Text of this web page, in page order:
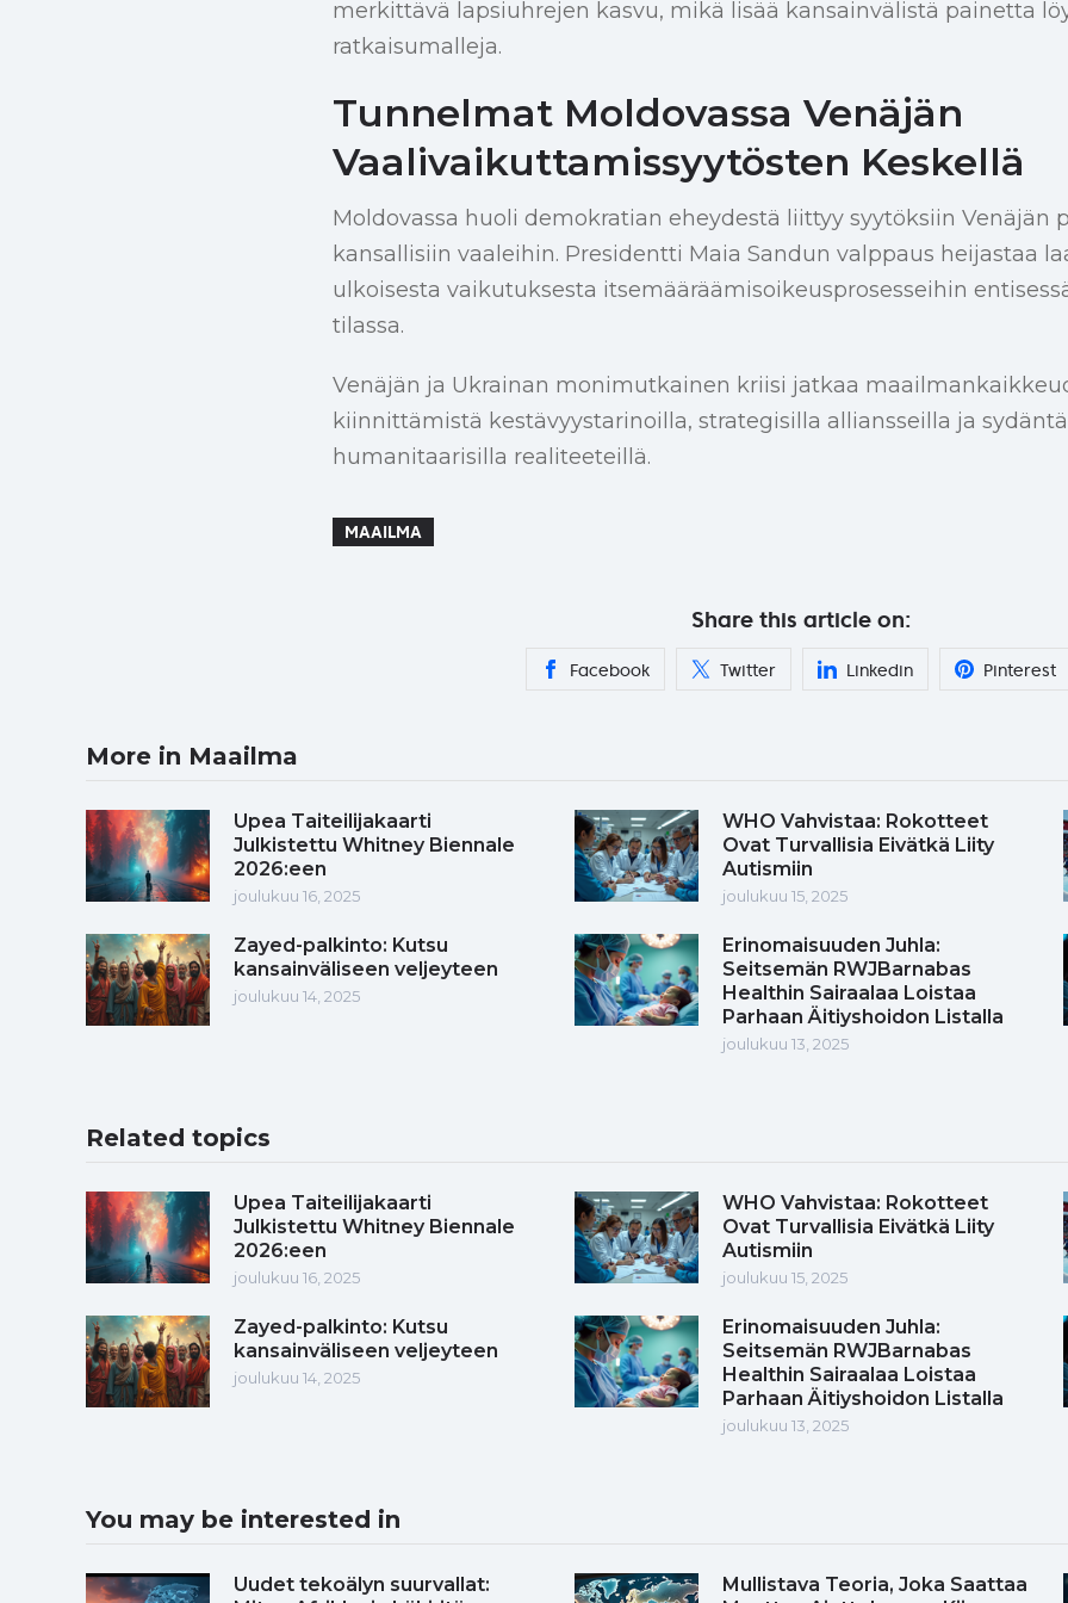
merkittävä lapsiuhrejen kasvu, mikä lisää kansainvälistä painetta
ratkaisumalleja.
Tunnelmat Moldovassa Venäjän
Vaalivaikuttamissyytösten Keskellä
Moldovassa huoli demokratian eheydestä liittyy syytöksiin Venäjän
kansallisiin vaaleihin. Presidentti Maia Sandun valppaus heijastaa
ulkoisesta vaikutuksesta itsemääräämisoikeusprosesseihin
tilassa.
Venäjän ja Ukrainan monimutkainen kriisi jatkaa
kiinnittämistä kestävyystarinoilla, strategisilla alliansseilla ja
humanitaarisilla realiteeteillä.
MAAILMA
Share this article on:
Facebook Twitter Linkedin Pinterest
More in Maailma
Upea Taiteilijakaarti
Julkistettu Whitney Biennale
2026:een
joulukuu 16, 2025
WHO Vahvistaa: Rokotteet
Ovat Turvallisia Eivätkä Liity
Autismiin
joulukuu 15, 2025
Zayed-palkinto: Kutsu
kansainväliseen veljeyteen
joulukuu 14, 2025
Erinomaisuuden Juhla:
Seitsemän RWJBarnabas
Healthin Sairaalaa Loistaa
Parhaan Äitiyshoidon Listalla
joulukuu 13, 2025
Related topics
Upea Taiteilijakaarti
Julkistettu Whitney Biennale
2026:een
joulukuu 16, 2025
WHO Vahvistaa: Rokotteet
Ovat Turvallisia Eivätkä Liity
Autismiin
joulukuu 15, 2025
Zayed-palkinto: Kutsu
kansainväliseen veljeyteen
joulukuu 14, 2025
Erinomaisuuden Juhla:
Seitsemän RWJBarnabas
Healthin Sairaalaa Loistaa
Parhaan Äitiyshoidon Listalla
joulukuu 13, 2025
You may be interested in
Uudet tekoälyn suurvallat:
Mullistava Teoria, Joka Saattaa